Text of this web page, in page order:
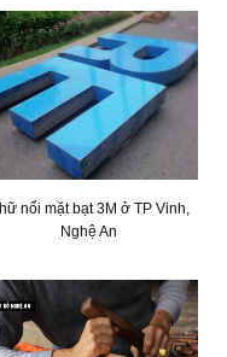
nổi mặt bạt 3M ở TP Vinh,
Nghệ An